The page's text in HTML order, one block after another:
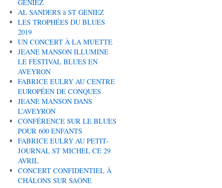
GENIEZ
AL SANDERS à ST GENIEZ
LES TROPHÉES DU BLUES
2019
UN CONCERT À LA MUETTE
JEANE MANSON ILLUMINE
LE FESTIVAL BLUES EN
AVEYRON
FABRICE EULRY AU CENTRE
EUROPÉEN DE CONQUES
JEANE MANSON DANS
L’AVEYRON
CONFÉRENCE SUR LE BLUES
POUR 600 ENFANTS
FABRICE EULRY AU PETIT-
JOURNAL ST MICHEL CE 29
AVRIL
CONCERT CONFIDENTIEL À
CHÂLONS SUR SAÔNE